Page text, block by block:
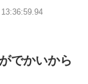
でかいから